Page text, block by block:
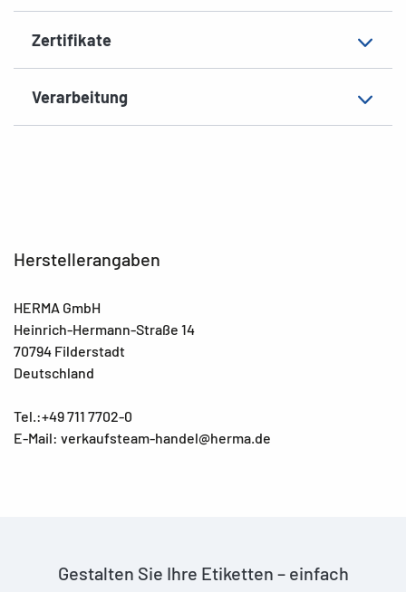
Zertifikate
Verarbeitung
Herstellerangaben
HERMA GmbH
Heinrich-Hermann-Straße 14
70794 Filderstadt
Deutschland
Tel.:+49 711 7702-0
E-Mail: verkaufsteam-handel@herma.de
Gestalten Sie Ihre Etiketten – einfach